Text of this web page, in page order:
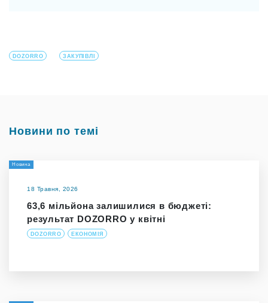
DOZORRO ЗАКУПІВЛІ
Новини по темі
Новина
18 Травня, 2026
63,6 мільйона залишилися в бюджеті:
результат DOZORRO у квітні
DOZORRO ЕКОНОМІЯ